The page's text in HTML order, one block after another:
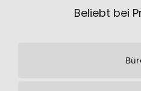
Beliebt bei